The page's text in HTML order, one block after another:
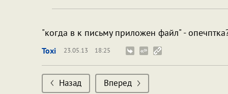
"когда в к письму приложен файл" -
Toxi 23.05.13 18:25
Назад Вперед